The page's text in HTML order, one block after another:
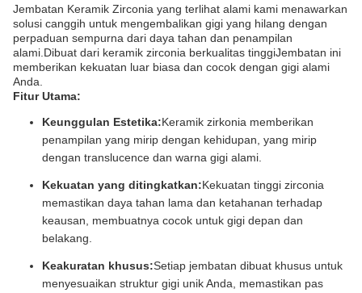
Jembatan Keramik Zirconia yang terlihat alami kami menawarkan
solusi canggih untuk mengembalikan gigi yang hilang dengan
perpaduan sempurna dari daya tahan dan penampilan
alami.Dibuat dari keramik zirconia berkualitas tinggiJembatan ini
memberikan kekuatan luar biasa dan cocok dengan gigi alami
Anda.
Fitur Utama:
Keunggulan Estetika:Keramik zirkonia memberikan
penampilan yang mirip dengan kehidupan, yang mirip
dengan translucence dan warna gigi alami.
Kekuatan yang ditingkatkan:Kekuatan tinggi zirconia
memastikan daya tahan lama dan ketahanan terhadap
keausan, membuatnya cocok untuk gigi depan dan
belakang.
Keakuratan khusus:Setiap jembatan dibuat khusus untuk
menyesuaikan struktur gigi unik Anda, memastikan pas